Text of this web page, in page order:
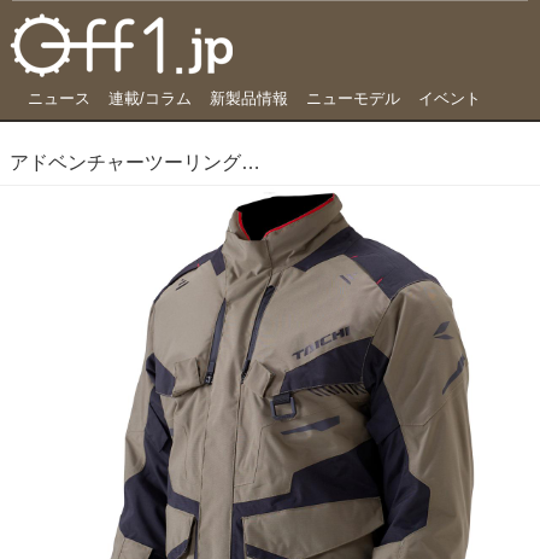
ニュース 連載/コラム 新製品情報 ニューモデル イベント
アドベンチャーツーリングにベストチョイスな、銘品「ドライマスター」